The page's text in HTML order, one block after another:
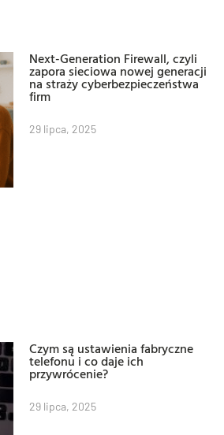
Next-Generation Firewall, czyli
zapora sieciowa nowej generacji
na straży cyberbezpieczeństwa
firm
29 lipca, 2025
Czym są ustawienia fabryczne
telefonu i co daje ich
przywrócenie?
29 lipca, 2025